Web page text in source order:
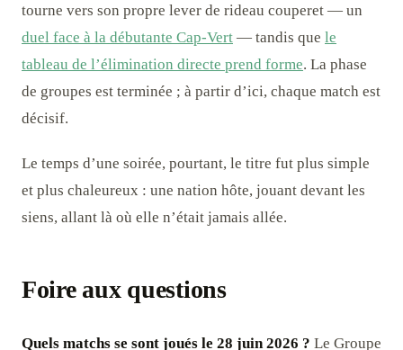
tourne vers son propre lever de rideau couperet — un
duel face à la débutante Cap-Vert — tandis que le
tableau de l’élimination directe prend forme. La phase
de groupes est terminée ; à partir d’ici, chaque match est
décisif.
Le temps d’une soirée, pourtant, le titre fut plus simple
et plus chaleureux : une nation hôte, jouant devant les
siens, allant là où elle n’était jamais allée.
Foire aux questions
Quels matchs se sont joués le 28 juin 2026 ? Le Groupe